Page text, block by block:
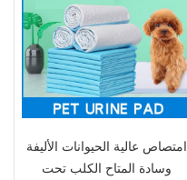
امتصاص عالية الحيوانات الأليفة
وسادة المتاح الكلب تحت